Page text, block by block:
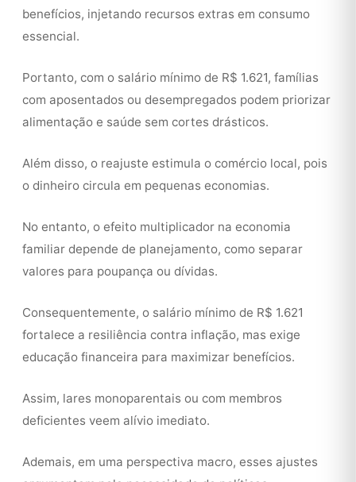
benefícios, injetando recursos extras em consumo
essencial.
Portanto, com o salário mínimo de R$ 1.621, famílias
com aposentados ou desempregados podem priorizar
alimentação e saúde sem cortes drásticos.
Além disso, o reajuste estimula o comércio local, pois
o dinheiro circula em pequenas economias.
No entanto, o efeito multiplicador na economia
familiar depende de planejamento, como separar
valores para poupança ou dívidas.
Consequentemente, o salário mínimo de R$ 1.621
fortalece a resiliência contra inflação, mas exige
educação financeira para maximizar benefícios.
Assim, lares monoparentais ou com membros
deficientes veem alívio imediato.
Ademais, em uma perspectiva macro, esses ajustes